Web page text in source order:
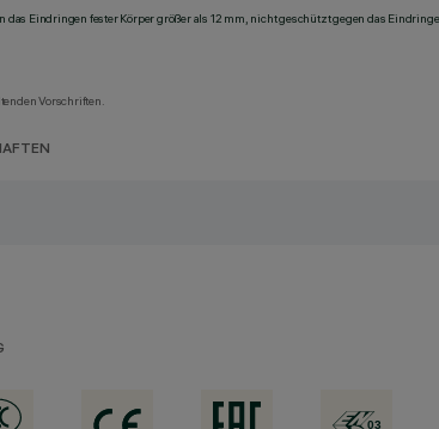
das Eindringen fester Körper größer als 12 mm, nicht geschützt gegen das
Vorschriften.